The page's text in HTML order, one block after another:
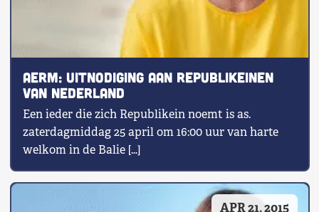
AERM: Uitnodiging aan Republikeinen
van Nederland
Een ieder die zich Republikein noemt is as.
zaterdagmiddag 25 april om 16:00 uur van harte
welkom in de Balie […]
APR 21, 2015